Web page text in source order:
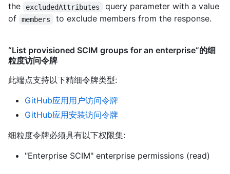
the
excludedAttributes
query parameter with a value
of
members to exclude members from the response.
“List provisioned SCIM groups for an enterprise”的细
粒度访问令牌
此端点支持以下精细令牌类型:
GitHub应用用户访问令牌
GitHub应用安装访问令牌
细粒度令牌必须具有以下权限集:
"Enterprise SCIM" enterprise permissions (read)